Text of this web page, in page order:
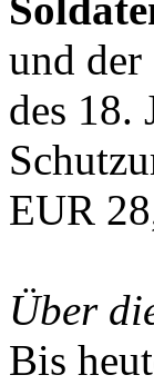
und der
des 18.
EUR
Über
Bis